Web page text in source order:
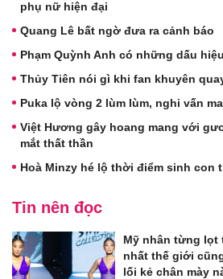
phụ nữ hiện đại
Quang Lê bất ngờ đưa ra cảnh báo
Phạm Quỳnh Anh có những dấu
Thủy Tiên nói gì khi fan khuyên
Puka lộ vòng 2 lùm lùm, nghi vấn
Việt Hương gây hoang mang với
mắt thất thần
Hoà Minzy hé lộ thời điểm sinh con
Tin nên đọc
Mỹ nhân từng lọt
nhất thế giới
lối kẻ chân mày